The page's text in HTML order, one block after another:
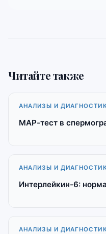
Читайте также
АНАЛИЗЫ И
МАР-тест в
АНАЛИЗЫ И
Интерлейкин-6:
АНАЛИЗЫ И